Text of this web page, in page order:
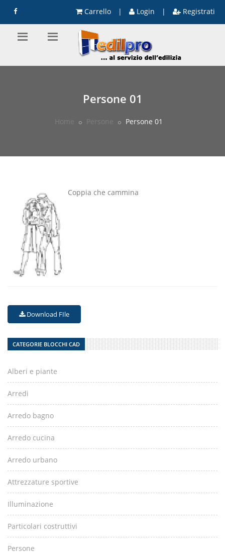
Carrello | Login | Registrati
Persone 01
Home Persone Persone 01
Coppia che cammina
Download FIle
CATEGORIE BLOCCHI CAD
Alberi e piante
Arredi
Arredo bagno
Arredo cucina
Arredo urbano
Attrezzature sportive
Illuminazione
Particolari costruttivi
Persone